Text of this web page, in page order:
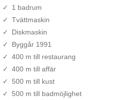
1 badrum
Tvättmaskin
Diskmaskin
Byggår 1991
400 m till restaurang
400 m till affär
500 m till kust
500 m till badmöjlighet